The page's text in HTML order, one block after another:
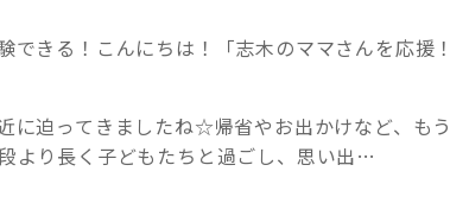
できる！こんにちは！「志木のママさんを応援
に迫ってきましたね☆帰省やお出かけなど、も
より長く子どもたちと過ごし、思い出…